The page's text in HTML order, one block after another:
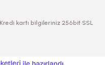
kartı bilgileriniz 256bit SSL
e-